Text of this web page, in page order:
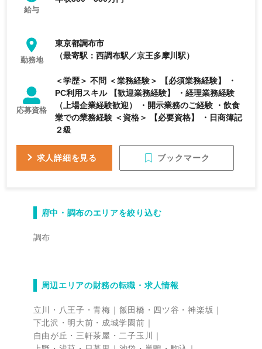
給与
勤務地
東京都調布市
（最寄駅：西調布駅／京王多摩川駅）
応募資格
＜学歴＞ 不問 ＜業務経験＞ 【必須業務経験】 ・
PC利用スキル 【歓迎業務経験】 ・経理業務経験
（上場企業経験歓迎） ・開示業務のご経験 ・飲食
業での業務経験 ＜資格＞ 【必要資格】 ・日商簿記
２級
求人詳細を見る ブックマーク
府中・調布のエリアを絞り込む
調布
周辺エリアの財務の転職・求人情報
立川・八王子・青梅
飯田橋・四ツ谷・神楽坂
下北沢・明大前・成城学園前
自由が丘・三軒茶屋・二子玉川